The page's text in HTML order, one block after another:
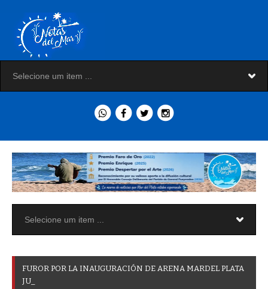
FUROR POR LA INAUGURACIÓN DE ARENA MARDEL PLATA
JU